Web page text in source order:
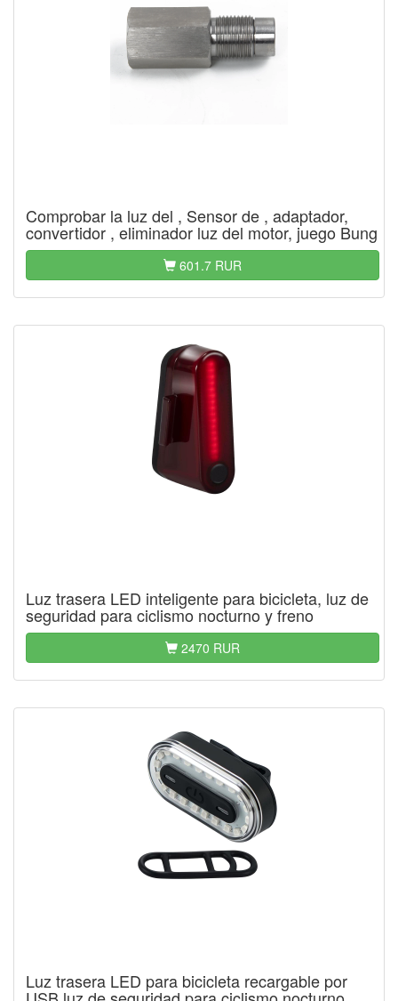
Comprobar la luz del , Sensor de , adaptador,
convertidor , eliminador luz del motor, juego Bung
601.7 RUR
Luz trasera LED inteligente para bicicleta, luz de
seguridad para ciclismo nocturno y freno
2470 RUR
Luz trasera LED para bicicleta recargable por